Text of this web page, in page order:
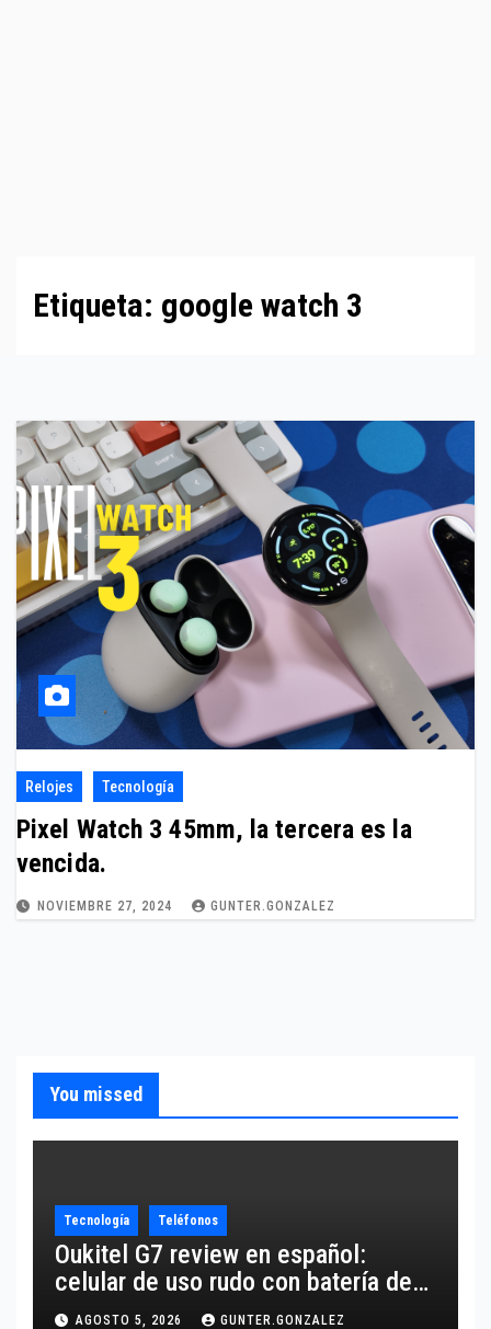
Etiqueta: google watch 3
Relojes Tecnología
Pixel Watch 3 45mm, la tercera es la
vencida.
NOVIEMBRE 27, 2024 GUNTER.GONZALEZ
You missed
Tecnología Teléfonos
Oukitel G7 review en español:
celular de uso rudo con batería de
10,600 mAh
AGOSTO 5, 2026 GUNTER.GONZALEZ